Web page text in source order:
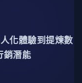
化體驗到提煉數
銷潛能